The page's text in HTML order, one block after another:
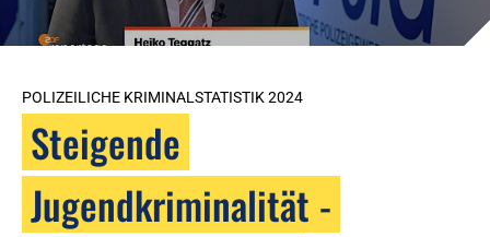
POLIZEILICHE KRIMINALSTATISTIK 2024
Steigende
Jugendkriminalität -